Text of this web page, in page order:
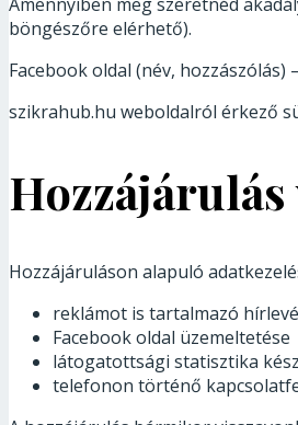
böngészőre elérhető).
Facebook oldal (név,
szikrahub.hu weboldalról érkező
Hozzájárulás
Hozzájáruláson alapuló
reklámot is tartalmazó
Facebook oldal üzemeltetése
látogatottsági statisztika
telefonon történő